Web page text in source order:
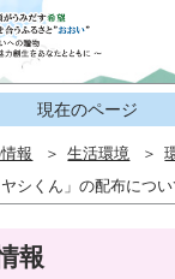
現在のページ
報 生活環境
シくん」の配布につい
報